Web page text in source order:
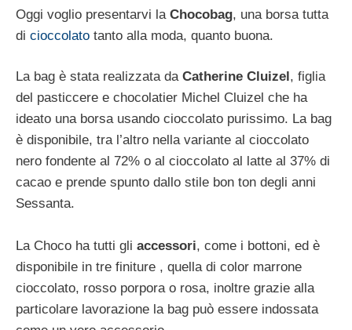
Oggi voglio presentarvi la Chocobag, una borsa tutta
di cioccolato tanto alla moda, quanto buona.
La bag è stata realizzata da Catherine Cluizel, figlia
del pasticcere e chocolatier Michel Cluizel che ha
ideato una borsa usando cioccolato purissimo. La bag
è disponibile, tra l’altro nella variante al cioccolato
nero fondente al 72% o al cioccolato al latte al 37% di
cacao e prende spunto dallo stile bon ton degli anni
Sessanta.
La Choco ha tutti gli accessori, come i bottoni, ed è
disponibile in tre finiture , quella di color marrone
cioccolato, rosso porpora o rosa, inoltre grazie alla
particolare lavorazione la bag può essere indossata